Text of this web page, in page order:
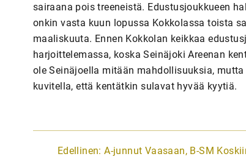
sairaana pois treeneistä. Edustusjoukkueen
onkin vasta kuun lopussa Kokkolassa toista
maaliskuuta. Ennen Kokkolan keikkaa
harjoittelemassa, koska Seinäjoki Areenan
ole Seinäjoella mitään mahdollisuuksia,
kuvitella, että kentätkin sulavat hyvää kyytiä.
A
Edellinen: A-junnut Vaasaan, B-SM